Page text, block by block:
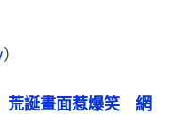
）
荒誕畫面惹爆笑　網